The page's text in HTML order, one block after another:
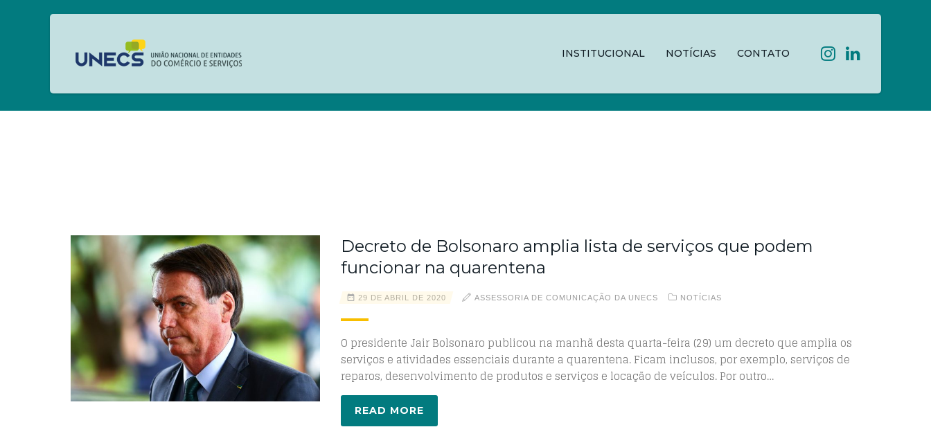
INSTITUCIONAL NOTÍCIAS CONTATO
Decreto de Bolsonaro amplia lista de serviços que podem
funcionar na quarentena
29 DE ABRIL DE 2020 ASSESSORIA DE COMUNICAÇÃO DA UNECS NOTÍCIAS
O presidente Jair Bolsonaro publicou na manhã desta quarta-feira (29) um decreto que amplia os
serviços e atividades essenciais durante a quarentena. Ficam inclusos, por exemplo, serviços de
reparos, desenvolvimento de produtos e serviços e locação de veículos. Por outro…
READ MORE